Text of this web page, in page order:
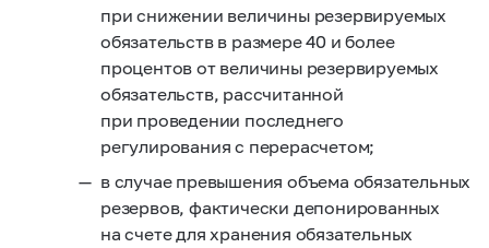
при снижении величины резервируемых
обязательств в размере 40 и более
процентов от величины резервируемых
обязательств, рассчитанной
при проведении последнего
регулирования с перерасчетом;
в случае превышения объема обязательных
резервов, фактически депонированных
на счете для хранения обязательных